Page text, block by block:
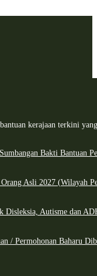
kerajaan terkini
Bakti Bantuan
Orang Asli 2027 (Wilayah
Disleksia, Autisme dan
/ Permohonan Baharu